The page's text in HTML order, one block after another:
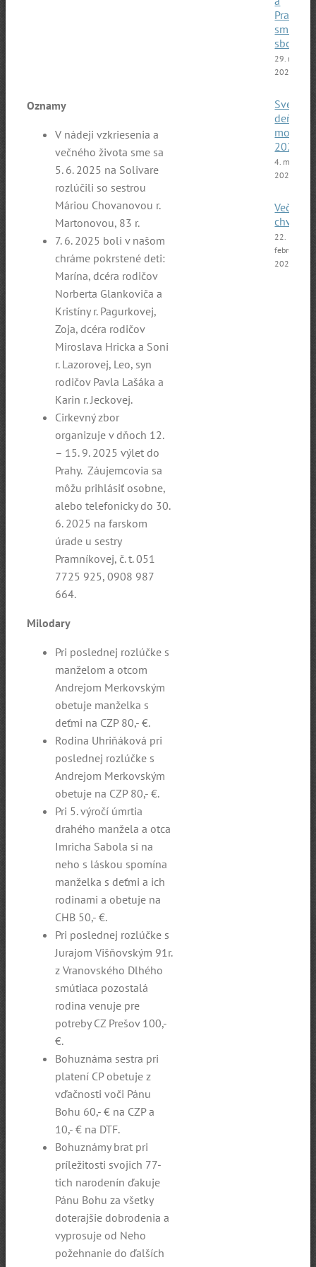
Oznamy
V nádeji vzkriesenia a
večného života sme sa
5. 6. 2025 na Solivare
rozlúčili so sestrou
Máriou Chovanovou r.
Martonovou, 83 r.
7. 6. 2025 boli v našom
chráme pokrstené deti:
Marína, dcéra rodičov
Norberta Glankoviča a
Kristíny r. Pagurkovej,
Zoja, dcéra rodičov
Miroslava Hricka a Soni
r. Lazorovej, Leo, syn
rodičov Pavla Lašáka a
Karin r. Jeckovej.
Cirkevný zbor
organizuje v dňoch 12.
– 15. 9. 2025 výlet do
Prahy. Záujemcovia sa
môžu prihlásiť osobne,
alebo telefonicky do 30.
6. 2025 na farskom
úrade u sestry
Pramníkovej, č. t. 051
7725 925, 0908 987
664.
Milodary
Pri poslednej rozlúčke s
manželom a otcom
Andrejom Merkovským
obetuje manželka s
deťmi na CZP 80,- €.
Rodina Uhriňáková pri
poslednej rozlúčke s
Andrejom Merkovským
obetuje na CZP 80,- €.
Pri 5. výročí úmrtia
drahého manžela a otca
Imricha Sabola si na
neho s láskou spomína
manželka s deťmi a ich
rodinami a obetuje na
CHB 50,- €.
Pri poslednej rozlúčke s
Jurajom Višňovským 91r.
z Vranovského Dlhého
smútiaca pozostalá
rodina venuje pre
potreby CZ Prešov 100,-
€.
Bohuznáma sestra pri
platení CP obetuje z
vďačnosti voči Pánu
Bohu 60,- € na CZP a
10,- € na DTF.
Bohuznámy brat pri
príležitosti svojich 77-
tich narodenín ďakuje
Pánu Bohu za všetky
doterajšie dobrodenia a
vyprosuje od Neho
požehnanie do ďalších
Pražský
smíšený
sbor
29. marca
2025
Svetový
deň
2025
4. marca
2025
Večer
chvál
22.
februára
2025